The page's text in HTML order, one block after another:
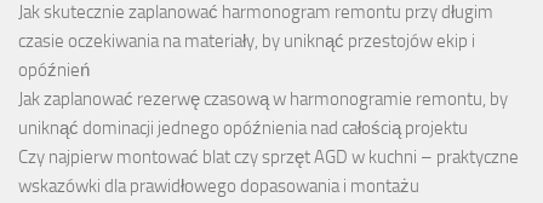
Jak skutecznie zaplanować harmonogram remontu przy długim
czasie oczekiwania na materiały, by uniknąć przestojów ekip i
opóźnień
Jak zaplanować rezerwę czasową w harmonogramie remontu, by
uniknąć dominacji jednego opóźnienia nad całością projektu
Czy najpierw montować blat czy sprzęt AGD w kuchni – praktyczne
wskazówki dla prawidłowego dopasowania i montażu